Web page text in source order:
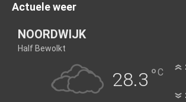
Actuele weer
NOORDWIJK
Half Bewolkt
28.3 °C